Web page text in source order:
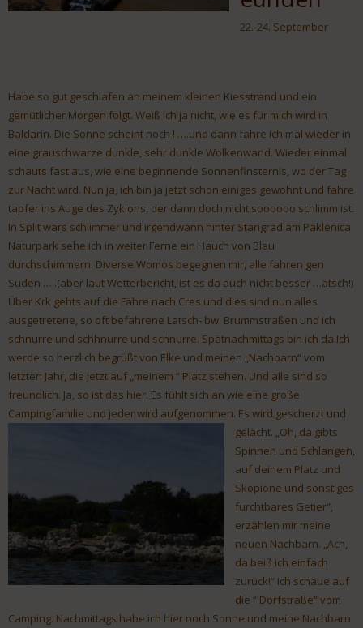
22.-24. September
Habe so gut geschlafen an meinem kleinen Kiesstrand und ein
gemütlicher Morgen folgt. Weiß ich ja nicht, wie es für mich wird in
Baldarin. Die Sonne scheint noch ! ….und dann fahre ich mal wieder in
eine grauschwarze dunkle, sehr dunkle Wolkenwand. Wieder einmal
schauts fast aus, wie eine beginnende Sonnenfinsternis, wo der Tag
zur Nacht wird. Nun ja, ich bin ja jetzt schon einiges gewohnt und fahre
tapfer ins Auge des Zyklons, der dann doch nicht soooooo schlimm ist.
In Split wars schlimmer und irgendwann hinter Starigrad am Paklenica
Naturpark sehe ich in weiter Ferne ein Hauch von Blau
durchschimmern. Diverse Womos begegnen mir, alle fahren gen
Süden …..(aber laut Wetterbericht, ist es da auch nicht besser …ätsch!)
Über Krk gehts auf die Fähre nach Cres und dies sind nun alles
ausgetretene, so oft befahrene Latsch- bw. Brummstraßen und ich
schnurre und schhnurre und schnurre. Spätnachmittags bin ich da.Ich
werde so herzlich begrüßt von Elke und meinen „Nachbarn“ vom
letzten Jahr, die jetzt auf „meinem “ Platz stehen. Und alle sind so
freundlich. Ja, so ist das hier. Es fühlt sich an wie eine große
Campingfamilie und jeder wird aufgenommen. Es wird gescherzt und
gelacht. „Oh, da gibts
Spinnen und Schlangen,
auf deinem Platz und
Skopione und sonstiges
furchtbares Getier“,
erzählen mir meine
neuen Nachbarn. „Ach,
da beiß ich einfach
zurück!“ Ich schaue auf
die “ Dorfstraße“ vom
Camping. Nachmittags habe ich hier noch Sonne und meine Nachbarn